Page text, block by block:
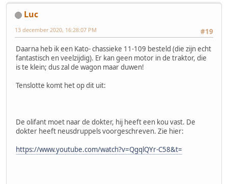
Luc
#19
13 december 2020, 16:28:07 PM
Daarna heb ik een Kato- chassieke 11-109 besteld (die zijn echt
fantastisch en veelzijdig). Er kan geen motor in de traktor, die
is te klein; dus zal de wagon maar duwen!
Tenslotte komt het op dit uit:
De olifant moet naar de dokter, hij heeft een kou vast. De
dokter heeft neusdruppels voorgeschreven. Zie hier:
https://www.youtube.com/watch?v=QgqlQYr-C58&t=